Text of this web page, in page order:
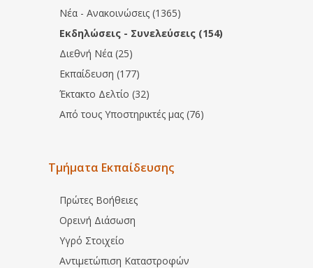
Νέα - Ανακοινώσεις (1365)
Εκδηλώσεις - Συνελεύσεις (154)
Διεθνή Νέα (25)
Εκπαίδευση (177)
Έκτακτο Δελτίο (32)
Από τους Υποστηρικτές μας (76)
Τμήματα Εκπαίδευσης
Πρώτες Βοήθειες
Ορεινή Διάσωση
Υγρό Στοιχείο
Αντιμετώπιση Καταστροφών